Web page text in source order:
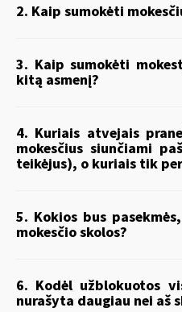
2. Kaip sumokėti
3. Kaip sumokėti
kitą asmenį?
4. Kuriais atvejais
mokesčius siunčiami
teikėjus), o kuriais tik per
5. Kokios bus
mokesčio skolos?
6. Kodėl užblokuotos
nurašyta daugiau nei aš